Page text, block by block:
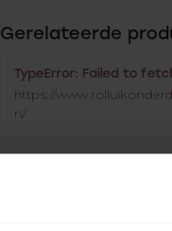
Gerelateerde
TypeError: Failed to
https://
n/